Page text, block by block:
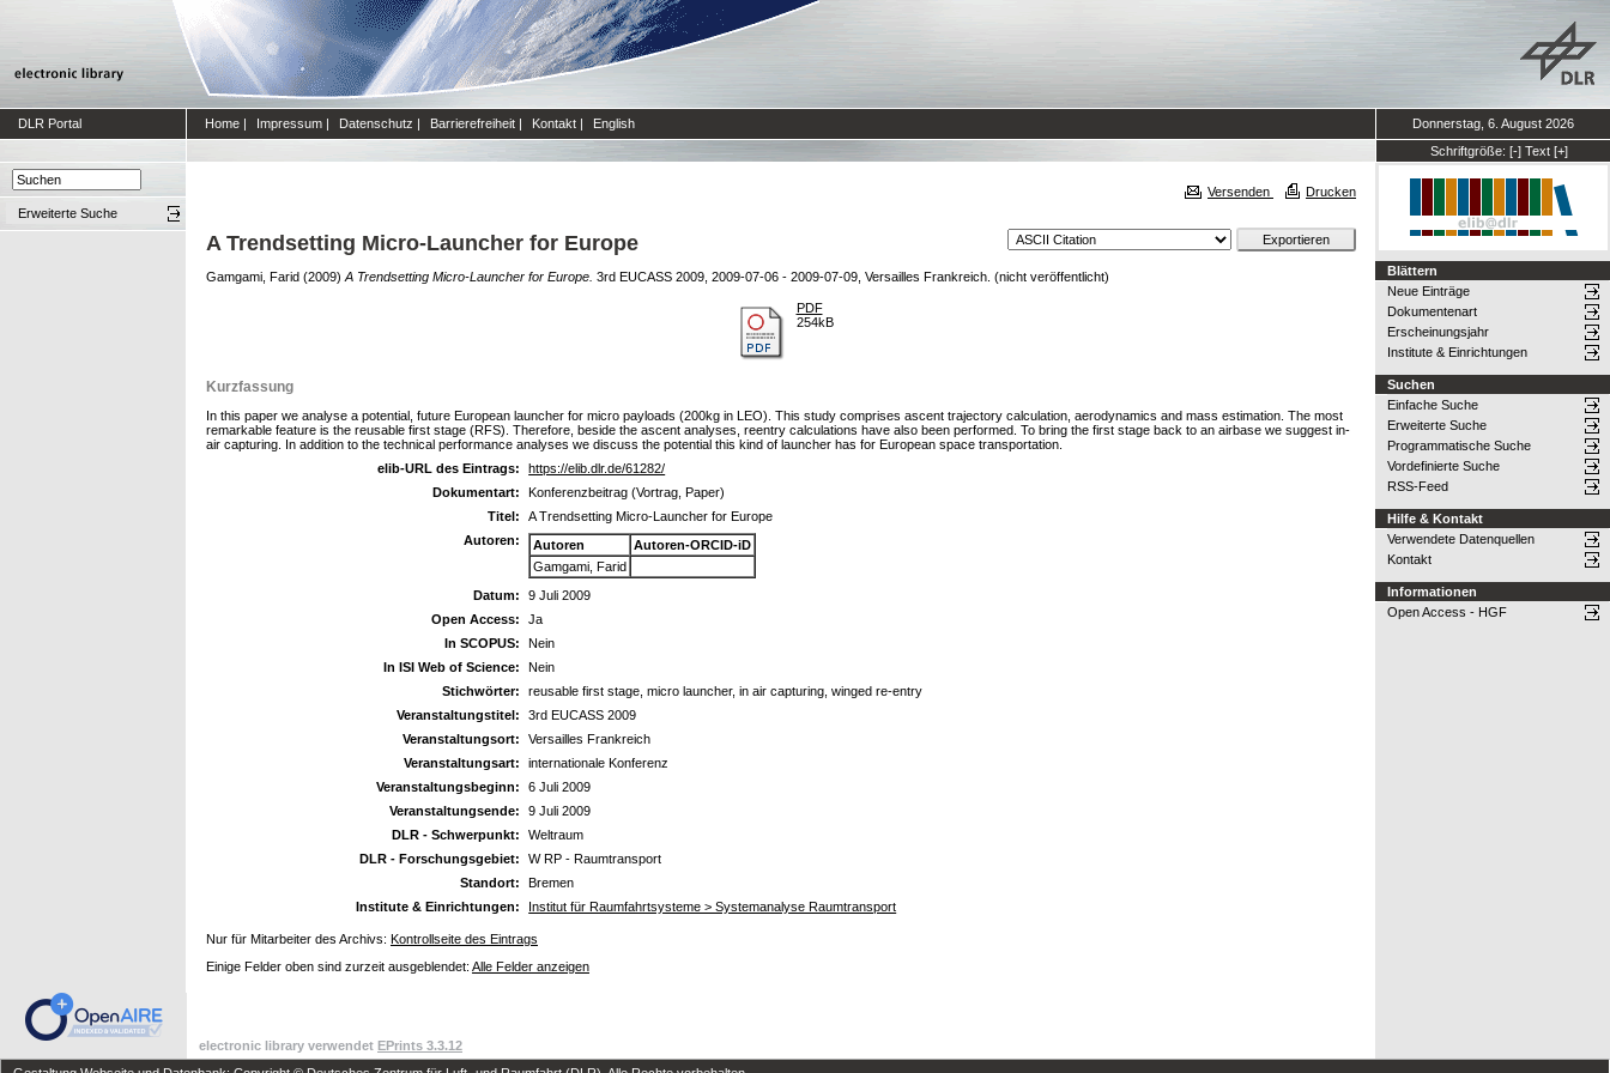
DLR Portal Home | Impressum | Datenschutz | Barrierefreiheit | Kontakt | English
Donnerstag, 6. August 2026
Schriftgröße: [-] Text [+]
Erweiterte Suche
Versenden Drucken
A Trendsetting Micro-Launcher for Europe
Gamgami, Farid (2009) A Trendsetting Micro-Launcher for Europe. 3rd EUCASS 2009, 2009-07-06 - 2009-07-09, Versailles Frankreich. (nicht veröffentlicht)
PDF
254kB
Kurzfassung
In this paper we analyse a potential, future European launcher for micro payloads (200kg in LEO). This study comprises ascent trajectory calculation, aerodynamics and mass estimation. The most
remarkable feature is the reusable first stage (RFS). Therefore, beside the ascent analyses, reentry calculations have also been performed. To bring the first stage back to an airbase we suggest in-
air capturing. In addition to the technical performance analyses we discuss the potential this kind of launcher has for European space transportation.
elib-URL des Eintrags:
https://elib.dlr.de/61282/
Dokumentart:
Konferenzbeitrag (Vortrag, Paper)
Titel:
A Trendsetting Micro-Launcher for Europe
Autoren:
Autoren
Autoren-ORCID-iD
Gamgami, Farid
Datum:
9 Juli 2009
Open Access:
Ja
In SCOPUS:
Nein
In ISI Web of Science:
Nein
Stichwörter:
reusable first stage, micro launcher, in air capturing, winged re-entry
Veranstaltungstitel:
3rd EUCASS 2009
Veranstaltungsort:
Versailles Frankreich
Veranstaltungsart:
internationale Konferenz
Veranstaltungsbeginn:
6 Juli 2009
Veranstaltungsende:
9 Juli 2009
DLR - Schwerpunkt:
Weltraum
DLR - Forschungsgebiet:
W RP - Raumtransport
Standort:
Bremen
Institute & Einrichtungen:
Institut für Raumfahrtsysteme > Systemanalyse Raumtransport
Nur für Mitarbeiter des Archivs: Kontrollseite des Eintrags
Einige Felder oben sind zurzeit ausgeblendet: Alle Felder anzeigen
Blättern
Neue Einträge
Dokumentenart
Erscheinungsjahr
Institute & Einrichtungen
Suchen
Einfache Suche
Erweiterte Suche
Programmatische Suche
Vordefinierte Suche
RSS-Feed
Hilfe & Kontakt
Verwendete Datenquellen
Kontakt
Informationen
Open Access - HGF
electronic library verwendet EPrints 3.3.12